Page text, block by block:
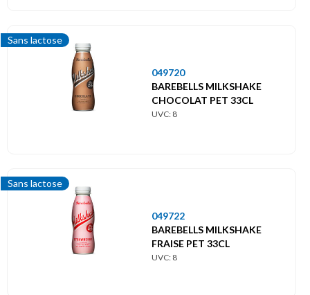
Sans lactose
049720
BAREBELLS MILKSHAKE
CHOCOLAT PET 33CL
UVC: 8
Sans lactose
049722
BAREBELLS MILKSHAKE
FRAISE PET 33CL
UVC: 8